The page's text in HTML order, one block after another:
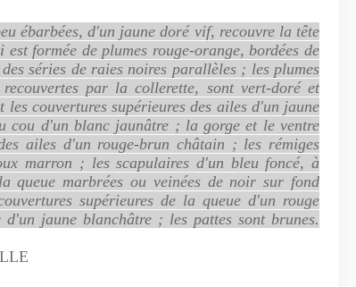
ébarbées, d'un jaune doré vif, recouvre la tête
formée de plumes rouge-orange, bordées de
séries de raies noires parallèles ; les plumes
par la collerette, sont vert-doré et
couvertures supérieures des ailes d'un jaune
cou d'un blanc jaunâtre ; la gorge et le ventre
ailes d'un rouge-brun châtain ; les rémiges
marron ; les scapulaires d'un bleu foncé, à
queue marbrées ou veinées de noir sur fond
supérieures de la queue d'un rouge
jaune blanchâtre ; les pattes sont brunes.